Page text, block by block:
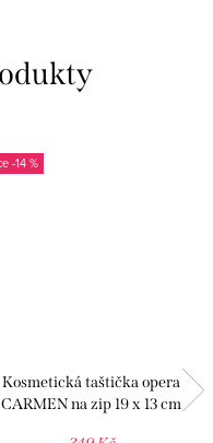
-14 %
Kosmetická taštička opera
CARMEN na zip 19 x 13 cm